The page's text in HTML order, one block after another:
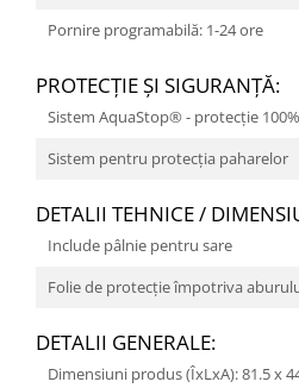
Pornire programabilă: 1-24 ore
PROTECŢIE ŞI SIGURANŢĂ:
Sistem AquaStop® - protecție
Sistem pentru protecţia paharelor
DETALII TEHNICE /
Include pâlnie pentru sare
Folie de protecție împotriva
DETALII GENERALE:
Dimensiuni produs (ÎxLxA): 81.5 x